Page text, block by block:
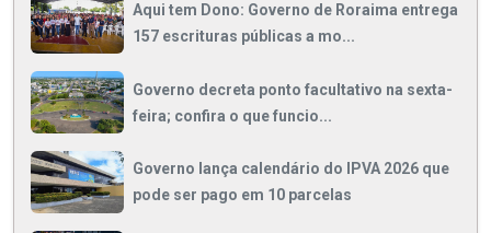
Aqui tem Dono: Governo de Roraima entrega
157 escrituras públicas a mo...
Governo decreta ponto facultativo na sexta-
feira; confira o que funcio...
Governo lança calendário do IPVA 2026 que
pode ser pago em 10 parcelas